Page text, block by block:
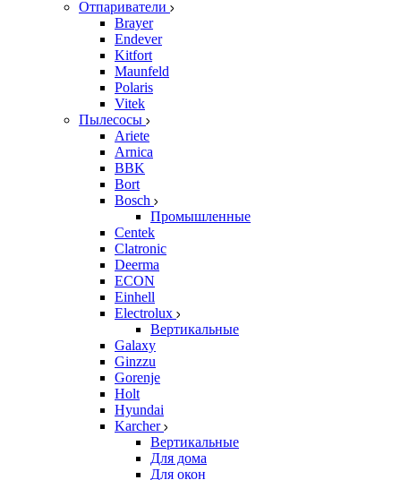
Отпариватели
Brayer
Endever
Kitfort
Maunfeld
Polaris
Vitek
Пылесосы
Ariete
Arnica
BBK
Bort
Bosch
Промышленные
Centek
Clatronic
Deerma
ECON
Einhell
Electrolux
Вертикальные
Galaxy
Ginzzu
Gorenje
Holt
Hyundai
Karcher
Вертикальные
Для дома
Для окон